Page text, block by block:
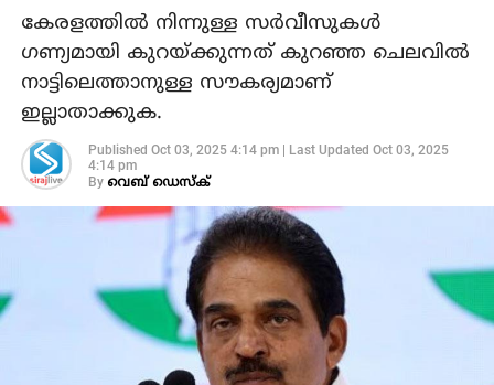
കേരളത്തില്‍ നിന്നുള്ള സര്‍വീസുകള്‍
ഗണ്യമായി കുറയ്ക്കുന്നത് കുറഞ്ഞ ചെലവില്‍
നാട്ടിലെത്താനുള്ള സൗകര്യമാണ്
ഇല്ലാതാക്കുക.
Published Oct 03, 2025 4:14 pm| Last Updated Oct 03, 2025
4:14 pm
By വെബ് ഡെസ്‌ക്